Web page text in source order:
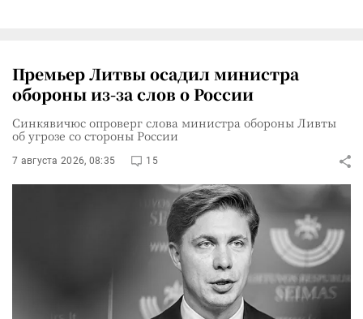
Премьер Литвы осадил министра
обороны из-за слов о России
Синкявичюс опроверг слова министра обороны Ливты
об угрозе со стороны России
7 августа 2026, 08:35 15